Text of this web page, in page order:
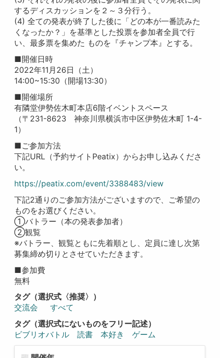
するディスカッションを２～３分行う。
(4) 全ての発表が終了した後に「どの本が一番読みた
くなったか？」を基準とした投票を参加者全員で行
い、最多票を集めた ものを『チャンプ本』とする。
■開催日時
2022年11月26日（土）
14:00~15:30（開場13:30）
■開催場所
有隣堂伊勢佐木町本店6階イベントスペース
（〒231-8623 神奈川県横浜市中区伊勢佐木町 1-4-
1）
■ご参加方法
下記URL（予約サイトPeatix）からお申し込みくださ
い。
https://peatix.com/event/3388483/view
下記2通りのご参加方法がございますので、ご希望の
ものをお選びください。
①バトラー（本の発表参加者）
②観覧
※バトラー、観覧ともに先着順とし、定員に達し次第
募集締め切りとさせていただきます。
■参加費
無料
タグ（選択式〈推奨〉）
交流会
すべて
タグ（選択式にないものをフリー記述）
ビブリオバトル 読書 本好き ゲーム